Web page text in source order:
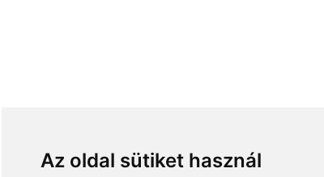
Az oldal sütiket használ